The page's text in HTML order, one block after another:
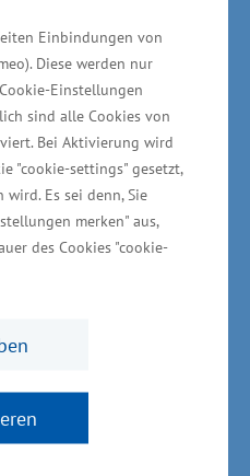
Einbindungen von
Diese werden nur
Einstellungen
sind alle Cookies von
Bei Aktivierung wird
"cookie-settings" gesetzt,
wird. Es sei denn, Sie
merken" aus,
des Cookies "cookie-
26.03.2025 / Foto: ©
Gruppe gehen auf das
die Brüder Willy und
Schweiz, die Firma
Ziel, innovative
um die Lebensqualität
zu verbessern. Nach
Ypsomed, das heute
für die